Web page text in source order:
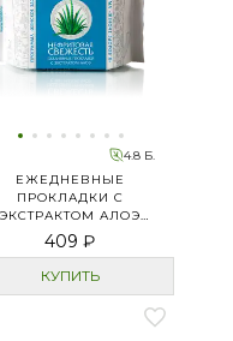
4.8 Б.
ЕЖЕДНЕВНЫЕ
ПРОКЛАДКИ С
ЭКСТРАКТОМ АЛОЭ
«НЕФРИТОВАЯ
СВЕЖЕСТЬ»
409 ₽
КУПИТЬ